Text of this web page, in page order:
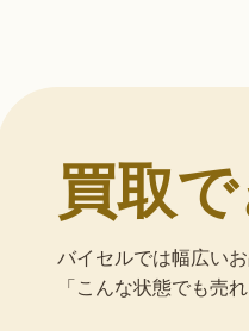
買取
バイセルでは幅広い
「こんな状態でも売